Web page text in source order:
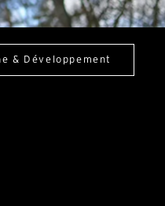
& Développement